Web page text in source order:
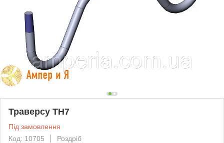
Траверсу ТН7
Під замовлення
Код: 10705
Роздріб